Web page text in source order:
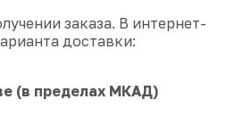
заказа. В интернет-
доставки:
(в пределах МКАД)